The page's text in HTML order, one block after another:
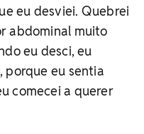
eu desviei. Quebrei
abdominal muito
eu desci, eu
porque eu sentia
comecei a querer